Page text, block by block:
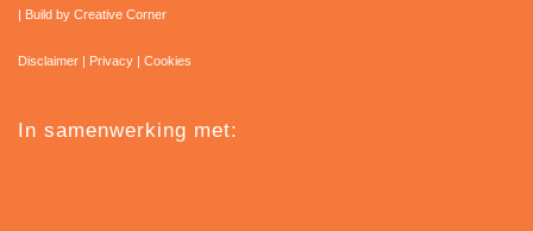
| Build by Creative Corner
Disclaimer | Privacy | Cookies
In samenwerking met: